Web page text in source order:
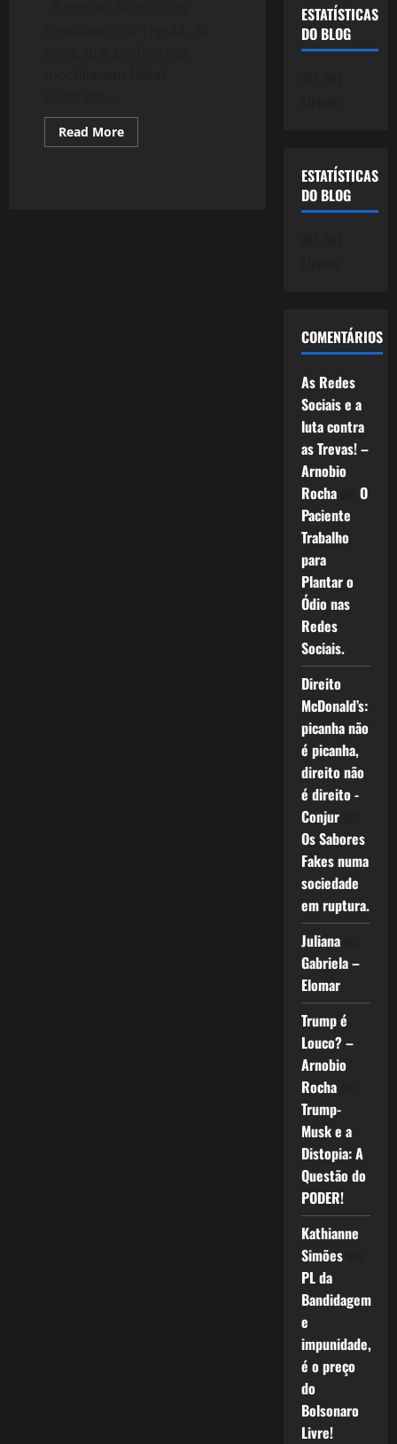
Read MoreRead
more
ESTATÍSTICAS
DO BLOG
ESTATÍSTICAS
DO BLOG
COMENTÁRIOS
As Redes
Sociais e a
luta contra
as Trevas! –
Arnobio
Rochaem O
Paciente
Trabalho
para
Plantar o
Ódio nas
Redes
Sociais.
Direito
McDonald’s:
picanha não
é picanha,
direito não
é direito -
Conjurem
Os Sabores
Fakes numa
sociedade
em ruptura.
Julianaem
Gabriela –
Elomar
Trump é
Louco? –
Arnobio
Rochaem
Trump-
Musk e a
Distopia: A
Questão do
PODER!
Kathianne
Simõesem
PL da
Bandidagem
e
impunidade,
é o preço
do
Bolsonaro
Livre!